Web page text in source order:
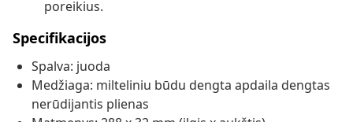
poreikius.
Specifikacijos
Spalva: juoda
Medžiaga: milteliniu būdu dengta apdaila dengtas
nerūdijantis plienas